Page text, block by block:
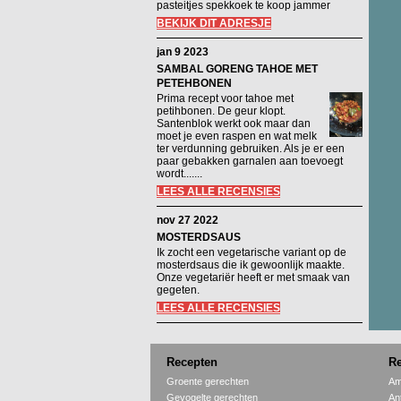
pasteitjes spekkoek te koop jammer
BEKIJK DIT ADRESJE
jan 9 2023
SAMBAL GORENG TAHOE MET
PETEHBONEN
Prima recept voor tahoe met
petihbonen. De geur klopt.
Santenblok werkt ook maar dan
moet je even raspen en wat melk
ter verdunning gebruiken. Als je er een
paar gebakken garnalen aan toevoegt
wordt.......
LEES ALLE RECENSIES
nov 27 2022
MOSTERDSAUS
Ik zocht een vegetarische variant op de
mosterdsaus die ik gewoonlijk maakte.
Onze vegetariër heeft er met smaak van
gegeten.
LEES ALLE RECENSIES
Recepten
Groente gerechten
Gevogelte gerechten